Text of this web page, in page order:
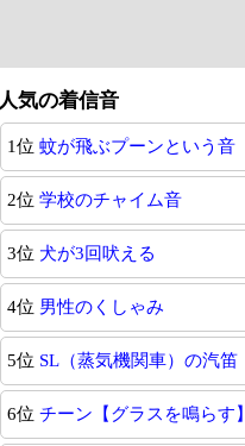
人気の着信音
1位 蚊が飛ぶプーンという音
2位 学校のチャイム音
3位 犬が3回吠える
4位 男性のくしゃみ
5位 SL（蒸気機関車）の汽笛
6位 チーン【グラスを鳴らす】